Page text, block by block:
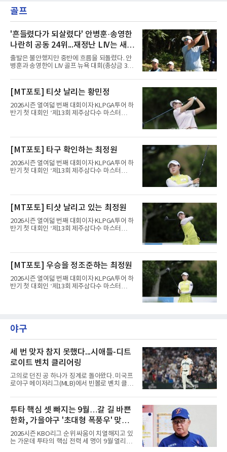
골프
'흔들렸다가 되살렸다' 안병훈·송영한
나란히 공동 24위...재정난 LIV는 새
투자처 찾는다
출발은 불안했지만 중반에 흐름을 되돌렸다. 안
병훈과 송영한이 LIV 골프 뉴욕 대회(총상금 3천
병훈은 7일(한국시간) 미국 뉴저지주 베드민스
터의 트럼프 내셔널 골프 클럽 베드민스터(파
71)에서 열린 1라운드에서 버디 3개와 보기 4개
를 묶어 1오버파 72타를 쳤다. 6번 홀(파4)에서
시작해 첫 홀부터 보기를 범하며 불안하게 출발
5) 더블보기에 이어 두 차례 보기로 하위권까지
[MT포토] 티샷 날리는 황민정
2026시즌 열여덟 번째 대회이자 KLPGA투어 하
반기 첫 대회인 ‘제13회 제주삼다수 마스터
트(파72/6,767야드)에서 열리고 있다.6일 현재
홀에서 경기하고 있다.
[MT포토] 타구 확인하는 최정원
2026시즌 열여덟 번째 대회이자 KLPGA투어 하
반기 첫 대회인 ‘제13회 제주삼다수 마스터
트(파72/6,767야드)에서 열리고 있다.6일 현재
홀에서 경기하고 있다.
[MT포토] 티샷 날리고 있는 최정원
2026시즌 열여덟 번째 대회이자 KLPGA투어 하
반기 첫 대회인 ‘제13회 제주삼다수 마스터
트(파72/6,767야드)에서 열리고 있다.6일 현재
홀에서 경기하고 있다.
[MT포토] 우승을 정조준하는 최정원
2026시즌 열여덟 번째 대회이자 KLPGA투어 하
반기 첫 대회인 ‘제13회 제주삼다수 마스터
홀에서 경기하고 있다.
야구
세 번 맞자 참지 못했다...시애틀-디트
로이트 벤치 클리어링
고의로 던진 공 하나가 징계로 돌아왔다. 미국프
로야구 메이저리그(MLB)에서 빈볼로 벤치 클리
이저리그 사무국은 7일(한국시간) 시애틀 매리
너스 불펜 투수 게이브 스파이어에게 3경기, 댄
윌슨 감독에게 1경기 출장 금지 처분을 내렸다.
두 사람에게는 공개되지 않은 벌금도 부과됐다.
발단은 전날 경기였다. 미국 워싱턴주 시애틀 T
모바일 파크에서 열린 디트로이트 타이거스전 8
회초, 2사 후 등판한 스파이어가 글라이버 토레
투타 핵심 셋 빠지는 9월…갈 길 바쁜
한화, 가을야구 '초대형 폭풍우' 맞는
다?
2026시즌 KBO리그 순위 싸움이 치열해지고 있
는 가운데 투타의 핵심 전력 세 명이 9월 열리는